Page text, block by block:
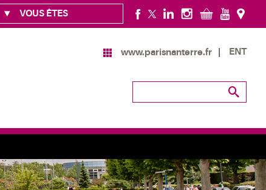
VOUS ÊTES
www.parisnanterre.fr ENT